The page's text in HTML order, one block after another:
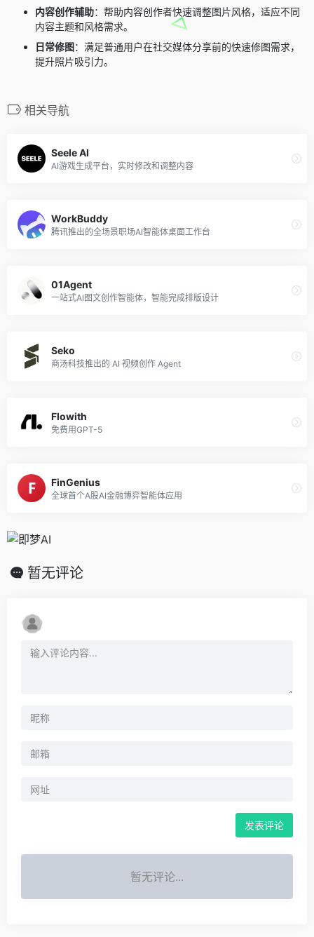
内容创作辅助：帮助内容创作者快速调整图片风格，适应不同
内容主题和风格需求。
日常修图：满足普通用户在社交媒体分享前的快速修图需求，
提升照片吸引力。
相关导航
Seele AI
AI游戏生成平台，实时修改和调整内容
WorkBuddy
腾讯推出的全场景职场AI智能体桌面工作台
01Agent
一站式AI图文创作智能体，智能完成排版设计
Seko
商汤科技推出的 AI 视频创作 Agent
Flowith
免费用GPT-5
FinGenius
全球首个A股AI金融博弈智能体应用
暂无评论
暂无评论...